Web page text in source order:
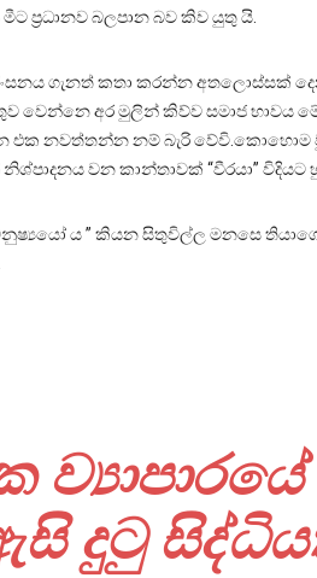
ප්‍රධානව බලපාන බව කිව යුතු යි.
ගැනත් කතා කරන්න අතලොස්සක්
වෙන්නෙ අර මුලින් කිව්ව සමාජ භාවය
එක නවත්තන්න නම් බැරි
වන කාන්තාවක් “වීරයා” විදියට
ය ” කියන සිතුවිල්ල මනසෙ
දුටු